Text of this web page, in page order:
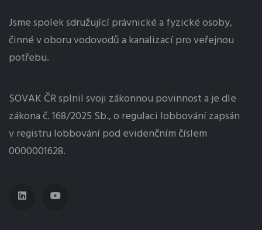
Jsme spolek sdružující právnické a fyzické osoby,
činné v oboru vodovodů a kanalizací pro veřejnou
potřebu.
SOVAK ČR splnil svoji zákonnou povinnost a je dle
zákona č. 168/2025 Sb., o regulaci lobbovánízapsán
v registru lobbování pod evidenčním číslem
0000001628.